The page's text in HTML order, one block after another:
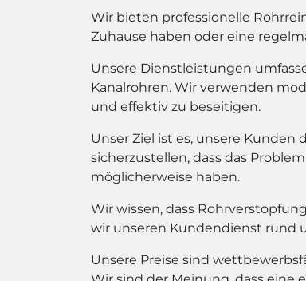
Wir bieten professionelle
Zuhause haben oder eine
Unsere Dienstleistungen
Kanalrohren. Wir verwenden
und effektiv zu beseitigen.
Unser Ziel ist es, unsere
sicherzustellen, dass das
möglicherweise haben.
Wir wissen, dass
wir unseren Kundendienst rund
Unsere Preise sind